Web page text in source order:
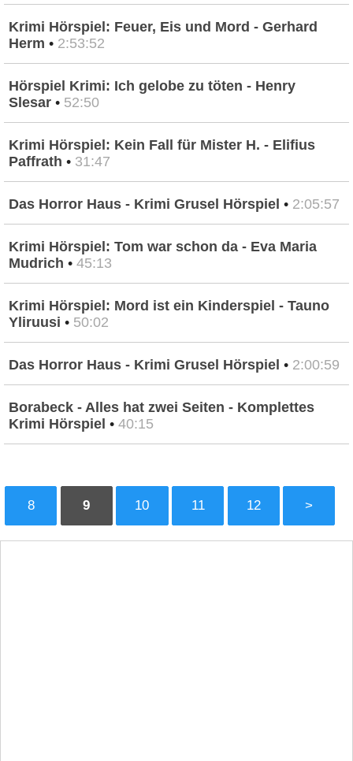
Krimi Hörspiel: Feuer, Eis und Mord - Gerhard
Herm • 2:53:52
Hörspiel Krimi: Ich gelobe zu töten - Henry
Slesar • 52:50
Krimi Hörspiel: Kein Fall für Mister H. - Elifius
Paffrath • 31:47
Das Horror Haus - Krimi Grusel Hörspiel • 2:05:57
Krimi Hörspiel: Tom war schon da - Eva Maria
Mudrich • 45:13
Krimi Hörspiel: Mord ist ein Kinderspiel - Tauno
Yliruusi • 50:02
Das Horror Haus - Krimi Grusel Hörspiel • 2:00:59
Borabeck - Alles hat zwei Seiten - Komplettes
Krimi Hörspiel • 40:15
8 9 10 11 12 >